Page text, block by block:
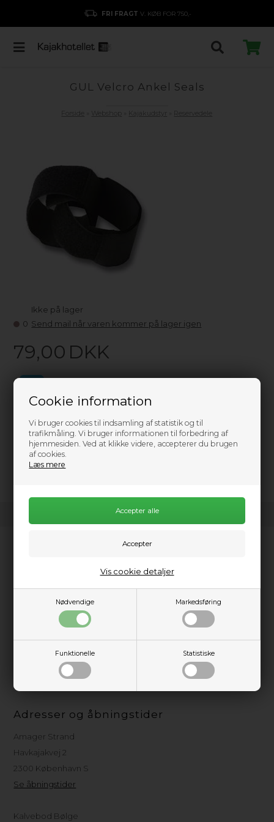
Cookie information
Vi bruger cookies til indsamling af statistik og til
trafikmåling. Vi bruger informationen til forbedring af
hjemmesiden. Ved at klikke videre, accepterer du brugen
af cookies.
Læs mere
Nødvendige Markedsføring
Funktionelle Statistiske
Vis cookie detaljer
FRI FRAGT V. KØB FOR 750,-
GUL Velcro Ankel Seals
0
Ikke på lager
Send mail når varen kommer på lager igen
79,00 DKK
Information
1 sæt består af 2 stk.
2300 København S
Tlf.: + 45 3615 1610
(I højsæsonen kan der opstå længere svartid)
CVR-nummer: 29 31 20 36
Adresser og åbningstider
Amager Strand
Havkajakvej 2
2300 København S
Se åbningstider
Kalvebod Bølge